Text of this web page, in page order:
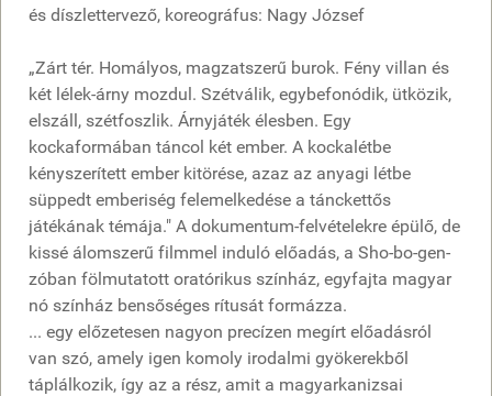
és díszlettervező, koreográfus: Nagy József
„Zárt tér. Homályos, magzatszerű burok. Fény villan és
két lélek-árny mozdul. Szétválik, egybefonódik, ütközik,
elszáll, szétfoszlik. Árnyjáték élesben. Egy
kockaformában táncol két ember. A kockalétbe
kényszerített ember kitörése, azaz az anyagi létbe
süppedt emberiség felemelkedése a tánckettős
játékának témája." A dokumentum-felvételekre épülő, de
kissé álomszerű filmmel induló előadás, a Sho-bo-gen-
zóban fölmutatott oratórikus színház, egyfajta magyar
nó színház bensőséges rítusát formázza.
... egy előzetesen nagyon precízen megírt előadásról
van szó, amely igen komoly irodalmi gyökerekből
táplálkozik, így az a rész, amit a magyarkanizsai